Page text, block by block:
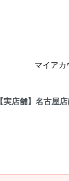
【実店舗】名古屋
マイアカ